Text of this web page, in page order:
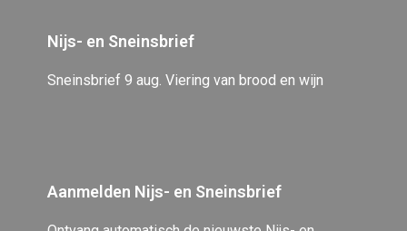
Nijs- en Sneinsbrief
Sneinsbrief 9 aug. Viering van brood en wijn
Aanmelden Nijs- en Sneinsbrief